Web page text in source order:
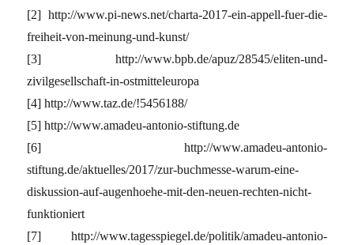
[2] http://www.pi-news.net/charta-2017-ein-appell-fuer-die-
freiheit-von-meinung-und-kunst/
[3] http://www.bpb.de/apuz/28545/eliten-und-
zivilgesellschaft-in-ostmitteleuropa
[4] http://www.taz.de/!5456188/
[5] http://www.amadeu-antonio-stiftung.de
[6] http://www.amadeu-antonio-
stiftung.de/aktuelles/2017/zur-buchmesse-warum-eine-
diskussion-auf-augenhoehe-mit-den-neuen-rechten-nicht-
funktioniert
[7] http://www.tagesspiegel.de/politik/amadeu-antonio-